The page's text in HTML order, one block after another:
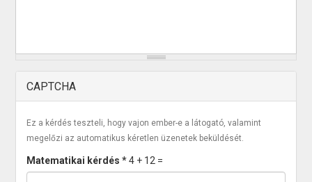
CAPTCHA
Ez a kérdés teszteli, hogy vajon ember-e a látogató, valamint
megelőzi az automatikus kéretlen üzenetek beküldését.
Matematikai kérdés*4 + 12 =